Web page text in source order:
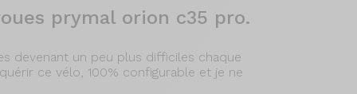
prymal orion c35 pro.
devenant un peu plus difficiles chaque
ce vélo, 100% configurable et je ne